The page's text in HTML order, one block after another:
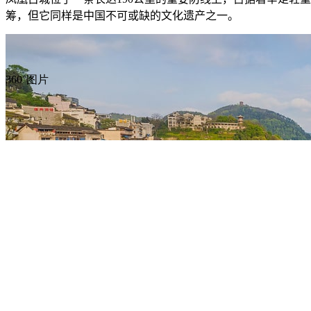
筹，但它同样是中国不可或缺的文化遗产之一。
360°图片